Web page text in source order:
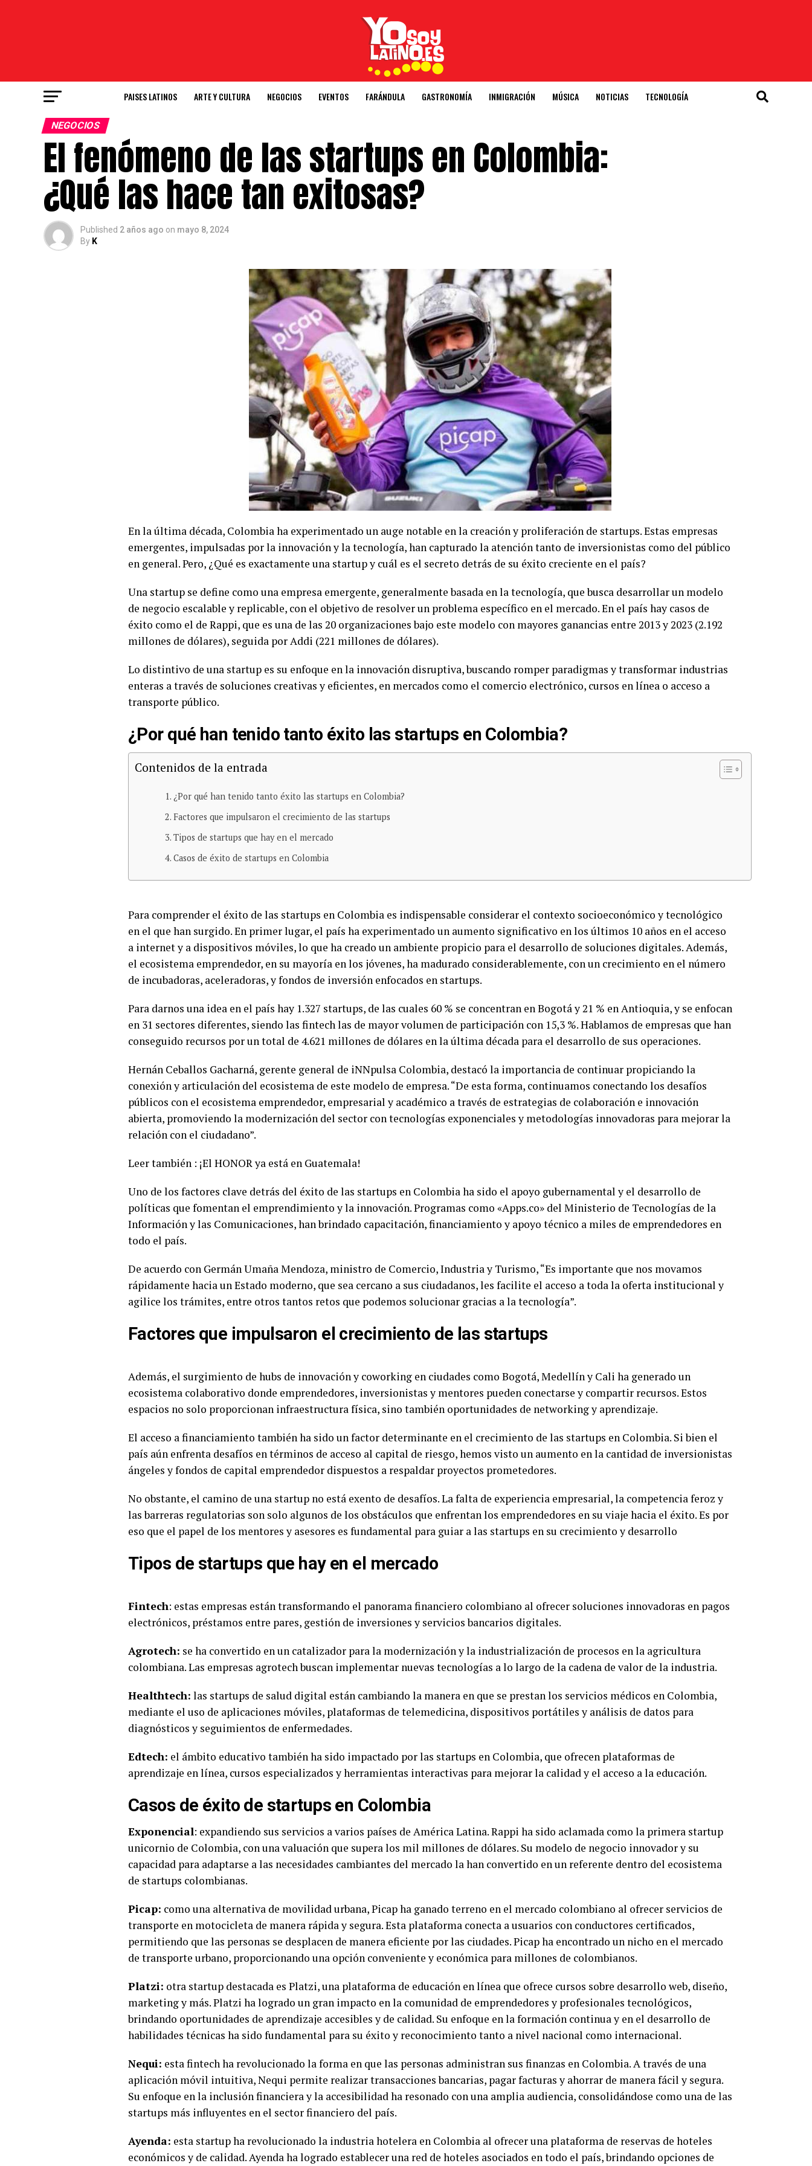
PAISES LATINOS ARTE Y CULTURA NEGOCIOS EVENTOS FARÁNDULA GASTRONOMÍA INMIGRACIÓN MÚSICA NOTICIAS TECNOLOGÍA
NEGOCIOS
El fenómeno de las startups en Colombia:
¿Qué las hace tan exitosas?
Published 2 años ago on mayo 8, 2024
By K
En la última década, Colombia ha experimentado un auge notable en la creación y proliferación de startups. Estas empresas
emergentes, impulsadas por la innovación y la tecnología, han capturado la atención tanto de inversionistas como del público
en general. Pero, ¿Qué es exactamente una startup y cuál es el secreto detrás de su éxito creciente en el país?
Una startup se define como una empresa emergente, generalmente basada en la tecnología, que busca desarrollar un modelo
de negocio escalable y replicable, con el objetivo de resolver un problema específico en el mercado. En el país hay casos de
éxito como el de Rappi, que es una de las 20 organizaciones bajo este modelo con mayores ganancias entre 2013 y 2023 (2.192
millones de dólares), seguida por Addi (221 millones de dólares).
Lo distintivo de una startup es su enfoque en la innovación disruptiva, buscando romper paradigmas y transformar industrias
enteras a través de soluciones creativas y eficientes, en mercados como el comercio electrónico, cursos en línea o acceso a
transporte público.
¿Por qué han tenido tanto éxito las startups en Colombia?
Contenidos de la entrada
¿Por qué han tenido tanto éxito las startups en Colombia?
Factores que impulsaron el crecimiento de las startups
Tipos de startups que hay en el mercado
Casos de éxito de startups en Colombia
Para comprender el éxito de las startups en Colombia es indispensable considerar el contexto socioeconómico y tecnológico
en el que han surgido. En primer lugar, el país ha experimentado un aumento significativo en los últimos 10 años en el acceso
a internet y a dispositivos móviles, lo que ha creado un ambiente propicio para el desarrollo de soluciones digitales. Además,
el ecosistema emprendedor, en su mayoría en los jóvenes, ha madurado considerablemente, con un crecimiento en el número
de incubadoras, aceleradoras, y fondos de inversión enfocados en startups.
Para darnos una idea en el país hay 1.327 startups, de las cuales 60 % se concentran en Bogotá y 21 % en Antioquia, y se enfocan
en 31 sectores diferentes, siendo las fintech las de mayor volumen de participación con 15,3 %. Hablamos de empresas que han
conseguido recursos por un total de 4.621 millones de dólares en la última década para el desarrollo de sus operaciones.
Hernán Ceballos Gacharná, gerente general de iNNpulsa Colombia, destacó la importancia de continuar propiciando la
conexión y articulación del ecosistema de este modelo de empresa. “De esta forma, continuamos conectando los desafíos
públicos con el ecosistema emprendedor, empresarial y académico a través de estrategias de colaboración e innovación
abierta, promoviendo la modernización del sector con tecnologías exponenciales y metodologías innovadoras para mejorar la
relación con el ciudadano”.
Leer también : ¡El HONOR ya está en Guatemala!
Uno de los factores clave detrás del éxito de las startups en Colombia ha sido el apoyo gubernamental y el desarrollo de
políticas que fomentan el emprendimiento y la innovación. Programas como «Apps.co» del Ministerio de Tecnologías de la
Información y las Comunicaciones, han brindado capacitación, financiamiento y apoyo técnico a miles de emprendedores en
todo el país.
De acuerdo con Germán Umaña Mendoza, ministro de Comercio, Industria y Turismo, “Es importante que nos movamos
rápidamente hacia un Estado moderno, que sea cercano a sus ciudadanos, les facilite el acceso a toda la oferta institucional y
agilice los trámites, entre otros tantos retos que podemos solucionar gracias a la tecnología”.
Factores que impulsaron el crecimiento de las startups
Además, el surgimiento de hubs de innovación y coworking en ciudades como Bogotá, Medellín y Cali ha generado un
ecosistema colaborativo donde emprendedores, inversionistas y mentores pueden conectarse y compartir recursos. Estos
espacios no solo proporcionan infraestructura física, sino también oportunidades de networking y aprendizaje.
El acceso a financiamiento también ha sido un factor determinante en el crecimiento de las startups en Colombia. Si bien el
país aún enfrenta desafíos en términos de acceso al capital de riesgo, hemos visto un aumento en la cantidad de inversionistas
ángeles y fondos de capital emprendedor dispuestos a respaldar proyectos prometedores.
No obstante, el camino de una startup no está exento de desafíos. La falta de experiencia empresarial, la competencia feroz y
las barreras regulatorias son solo algunos de los obstáculos que enfrentan los emprendedores en su viaje hacia el éxito. Es por
eso que el papel de los mentores y asesores es fundamental para guiar a las startups en su crecimiento y desarrollo
Tipos de startups que hay en el mercado
Fintech: estas empresas están transformando el panorama financiero colombiano al ofrecer soluciones innovadoras en pagos
electrónicos, préstamos entre pares, gestión de inversiones y servicios bancarios digitales.
Agrotech: se ha convertido en un catalizador para la modernización y la industrialización de procesos en la agricultura
colombiana. Las empresas agrotech buscan implementar nuevas tecnologías a lo largo de la cadena de valor de la industria.
Healthtech: las startups de salud digital están cambiando la manera en que se prestan los servicios médicos en Colombia,
mediante el uso de aplicaciones móviles, plataformas de telemedicina, dispositivos portátiles y análisis de datos para
diagnósticos y seguimientos de enfermedades.
Edtech: el ámbito educativo también ha sido impactado por las startups en Colombia, que ofrecen plataformas de
aprendizaje en línea, cursos especializados y herramientas interactivas para mejorar la calidad y el acceso a la educación.
Casos de éxito de startups en Colombia
Exponencial: expandiendo sus servicios a varios países de América Latina. Rappi ha sido aclamada como la primera startup
unicornio de Colombia, con una valuación que supera los mil millones de dólares. Su modelo de negocio innovador y su
capacidad para adaptarse a las necesidades cambiantes del mercado la han convertido en un referente dentro del ecosistema
de startups colombianas.
Picap: como una alternativa de movilidad urbana, Picap ha ganado terreno en el mercado colombiano al ofrecer servicios de
transporte en motocicleta de manera rápida y segura. Esta plataforma conecta a usuarios con conductores certificados,
permitiendo que las personas se desplacen de manera eficiente por las ciudades. Picap ha encontrado un nicho en el mercado
de transporte urbano, proporcionando una opción conveniente y económica para millones de colombianos.
Platzi: otra startup destacada es Platzi, una plataforma de educación en línea que ofrece cursos sobre desarrollo web, diseño,
marketing y más. Platzi ha logrado un gran impacto en la comunidad de emprendedores y profesionales tecnológicos,
brindando oportunidades de aprendizaje accesibles y de calidad. Su enfoque en la formación continua y en el desarrollo de
habilidades técnicas ha sido fundamental para su éxito y reconocimiento tanto a nivel nacional como internacional.
Nequi: esta fintech ha revolucionado la forma en que las personas administran sus finanzas en Colombia. A través de una
aplicación móvil intuitiva, Nequi permite realizar transacciones bancarias, pagar facturas y ahorrar de manera fácil y segura.
Su enfoque en la inclusión financiera y la accesibilidad ha resonado con una amplia audiencia, consolidándose como una de las
startups más influyentes en el sector financiero del país.
Ayenda: esta startup ha revolucionado la industria hotelera en Colombia al ofrecer una plataforma de reservas de hoteles
económicos y de calidad. Ayenda ha logrado establecer una red de hoteles asociados en todo el país, brindando opciones de